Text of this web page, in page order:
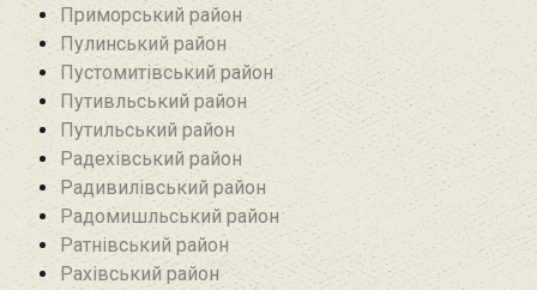
Приморський район
Пулинський район
Пустомитівський район
Путивльський район‎
Путильський район
Радехівський район
Радивилівський район
Радомишльський район‎
Ратнівський район
Рахівський район